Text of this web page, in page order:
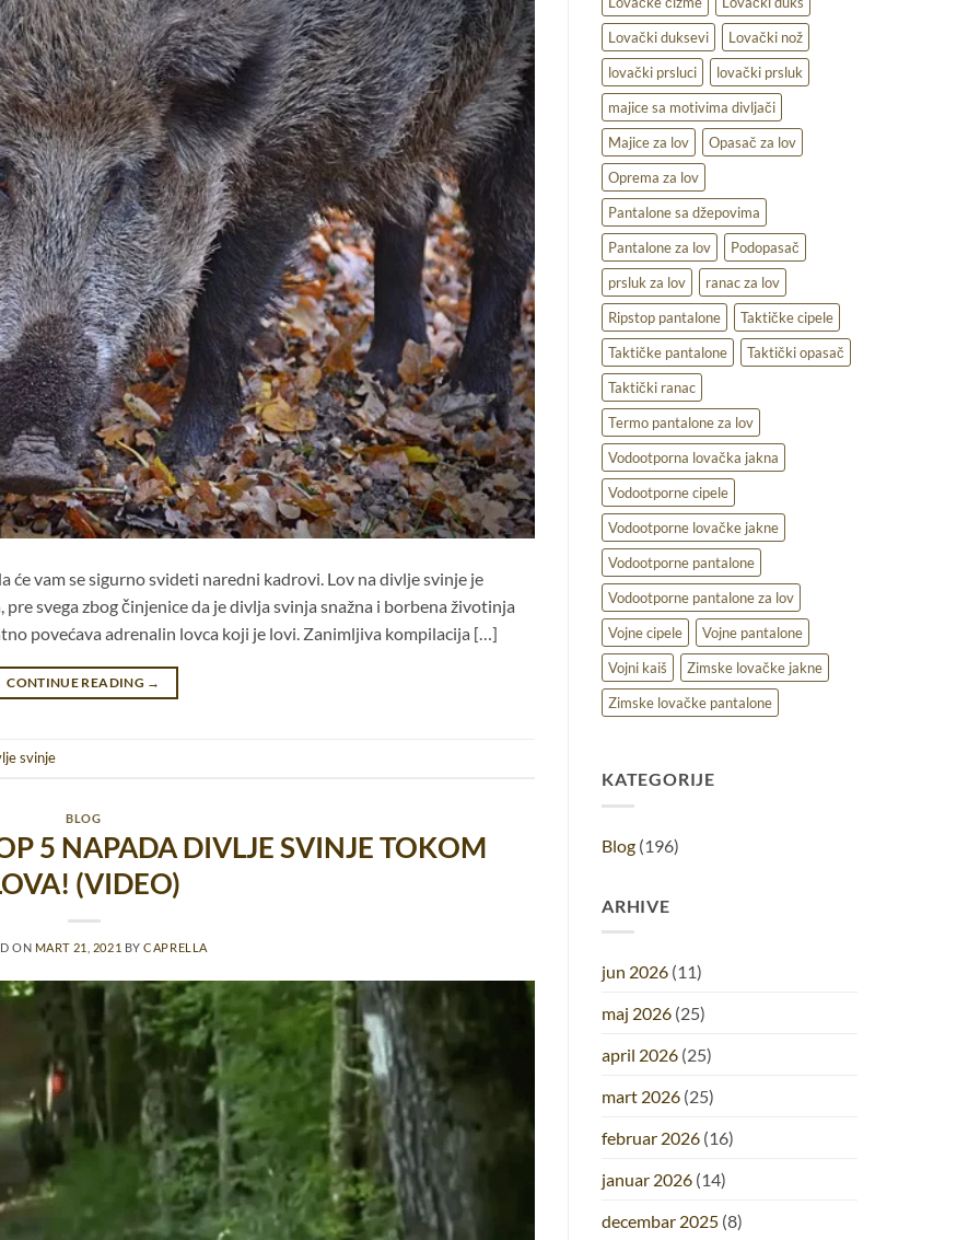
će vam se sigurno svideti naredni kadrovi. Lov na divlje svinje je
svega zbog činjenice da je divlja svinja snažna i borbena životinja
povećava adrenalin lovca koji je lovi. Zanimljiva kompilacija […]
CONTINUE READING →
svinje
BLOG
5 NAPADA DIVLJE SVINJE TOKOM
(VIDEO)
ON MART 21, 2021 BYCAPRELLA
Lovački duksevi
Lovački nož
lovački prsluci
lovački prsluk
majice sa motivima divljači
Majice za lov
Opasač za lov
Oprema za lov
Pantalone sa džepovima
Pantalone za lov
Podopasač
prsluk za lov
ranac za lov
Ripstop pantalone
Taktičke cipele
Taktičke pantalone
Taktički opasač
Taktički ranac
Termo pantalone za lov
Vodootporna lovačka jakna
Vodootporne cipele
Vodootporne lovačke jakne
Vodootporne pantalone
Vodootporne pantalone za lov
Vojne cipele
Vojne pantalone
Vojni kaiš
Zimske lovačke jakne
Zimske lovačke pantalone
KATEGORIJE
Blog (196)
ARHIVE
jun 2026 (11)
maj 2026 (25)
april 2026 (25)
mart 2026 (25)
februar 2026 (16)
januar 2026 (14)
decembar 2025 (8)